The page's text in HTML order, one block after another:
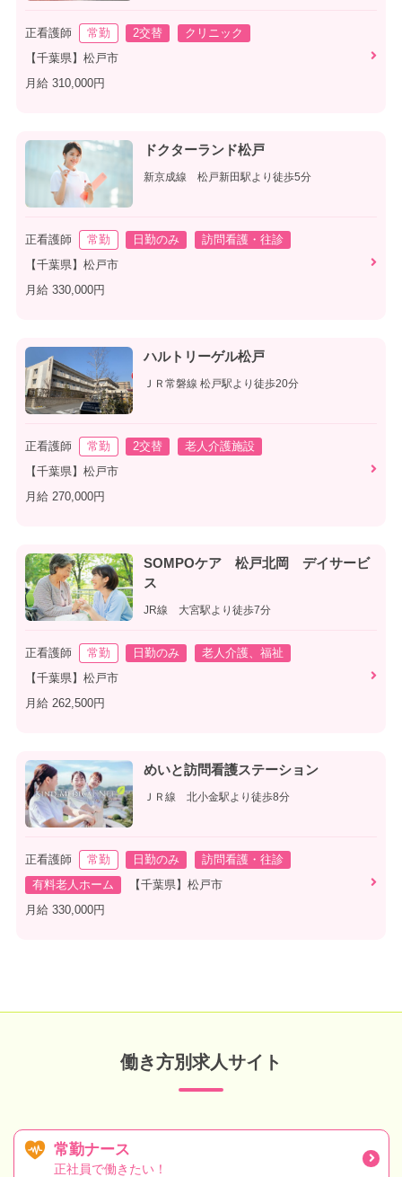
正看護師 常勤 2交替
クリニック
【千葉県】松戸市
月給 310,000円
ドクターランド松戸
新京成線 松戸新田駅より徒歩5分
正看護師 常勤 日勤のみ
訪問看護・往診
【千葉県】松戸市
月給 330,000円
ハルトリーゲル松戸
ＪＲ常磐線 松戸駅より徒歩20分
正看護師 常勤 2交替
老人介護施設
【千葉県】松戸市
月給 270,000円
SOMPOケア 松戸北岡 デイサービ
ス
JR線 大宮駅より徒歩7分
正看護師 常勤 日勤のみ
老人介護、福祉
【千葉県】松戸市
月給 262,500円
めいと訪問看護ステーション
ＪＲ線 北小金駅より徒歩8分
正看護師 常勤 日勤のみ
訪問看護・往診
有料老人ホーム
【千葉県】松戸市
月給 330,000円
働き方別求人サイト
常勤ナース
正社員で働きたい！